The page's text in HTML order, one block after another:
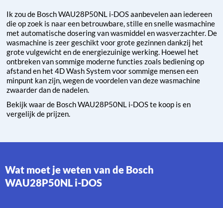
Ik zou de Bosch WAU28P50NL i-DOS aanbevelen aan iedereen
die op zoek is naar een betrouwbare, stille en snelle wasmachine
met automatische dosering van wasmiddel en wasverzachter. De
wasmachine is zeer geschikt voor grote gezinnen dankzij het
grote vulgewicht en de energiezuinige werking. Hoewel het
ontbreken van sommige moderne functies zoals bediening op
afstand en het 4D Wash System voor sommige mensen een
minpunt kan zijn, wegen de voordelen van deze wasmachine
zwaarder dan de nadelen.
Bekijk waar de Bosch WAU28P50NL i-DOS te koop is en
vergelijk de prijzen.
Wat moet je weten van de Bosch
WAU28P50NL i-DOS